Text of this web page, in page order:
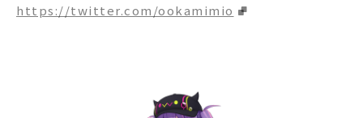
https://twitter.com/ookamimio